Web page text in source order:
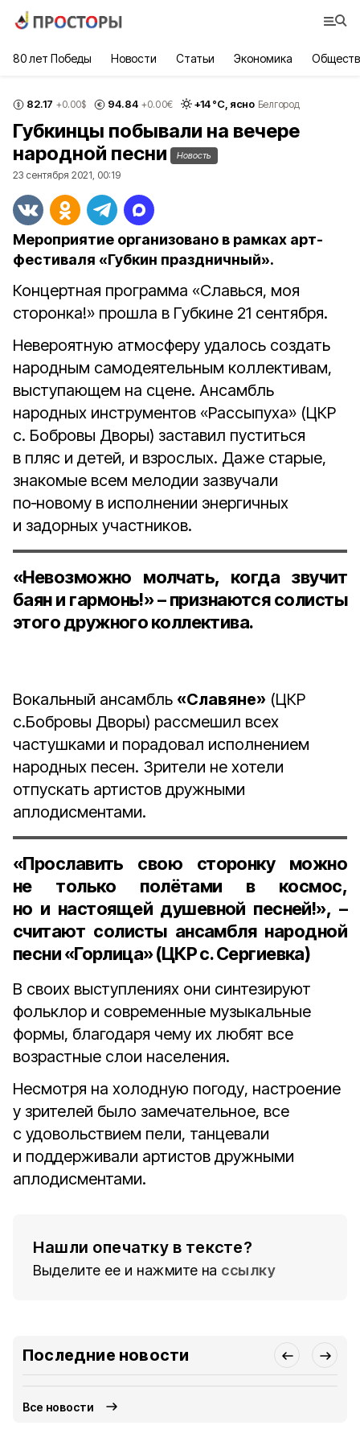
80 лет Победы Новости Статьи Экономика
82.17 +0.00$ 94.84 +0.00€ +14°С, ясно Белгород
Губкинцы побывали на вечере
народной песни
Новость
23 сентября 2021, 00:19
Мероприятие организовано в рамках арт-
фестиваля «Губкин праздничный».
Концертная программа «Славься, моя
сторонка!» прошла в Губкине 21 сентября.
Невероятную атмосферу удалось создать
народным самодеятельным коллективам,
выступающем на сцене. Ансамбль
народных инструментов «Рассыпуха» (ЦКР
с. Бобровы Дворы) заставил пуститься
в пляс и детей, и взрослых. Даже старые,
знакомые всем мелодии зазвучали
по‑новому в исполнении энергичных
и задорных участников.
«Невозможно молчать, когда звучит
баян и гармонь!» – признаются солисты
этого дружного коллектива.
Вокальный ансамбль «Славяне» (ЦКР
с.Бобровы Дворы) рассмешил всех
частушками и порадовал исполнением
народных песен. Зрители не хотели
отпускать артистов дружными
аплодисментами.
«Прославить свою сторонку можно
не только полётами в космос,
но и настоящей душевной песней!», –
считают солисты ансамбля народной
песни «Горлица» (ЦКР с. Сергиевка)
В своих выступлениях они синтезируют
фольклор и современные музыкальные
формы, благодаря чему их любят все
возрастные слои населения.
Несмотря на холодную погоду, настроение
у зрителей было замечательное, все
с удовольствием пели, танцевали
и поддерживали артистов дружными
аплодисментами.
Нашли опечатку в тексте?
Выделите ее и нажмите на ссылку
Последние новости
Все новости